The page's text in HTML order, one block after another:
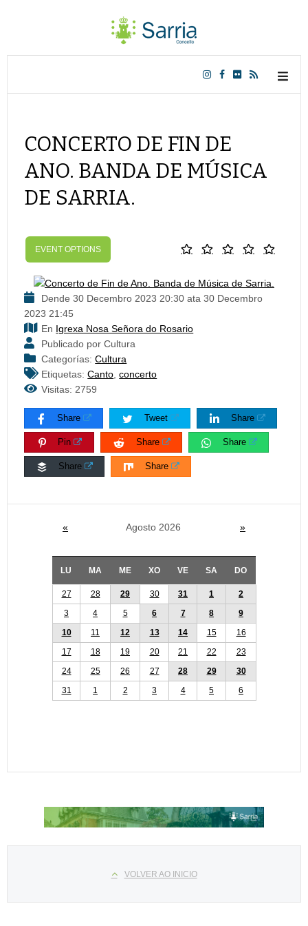
CONCERTO DE FIN DE
ANO. BANDA DE MÚSICA
DE SARRIA.
EVENT OPTIONS
Dende 30 Decembro 2023 20:30 ata 30 Decembro
2023 21:45
En Igrexa Nosa Señora do Rosario
Publicado por Cultura
Categorías:Cultura
Etiquetas:Canto,concerto
Visitas: 2759
Share Tweet Share
Pin Share Share
Share Share
« Agosto 2026 »
LU MA ME XO VE SA DO
27 28 29 30 31 1
2
3
4 5 6 7 8
9
10
11 12 13 14 15
16
17
18 19 20 21 22
23
24
25 26 27 28 29
30
31
1 2 3 4 5 6
VOLVER AO INICIO